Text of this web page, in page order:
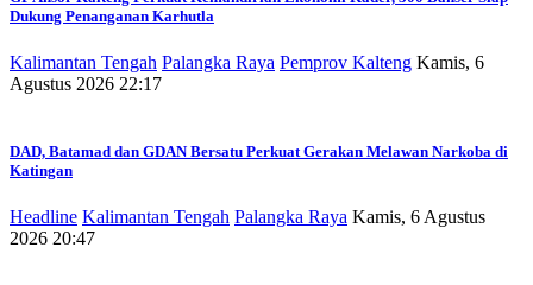
Dukung Penanganan Karhutla
Kalimantan Tengah Palangka Raya Pemprov Kalteng Kamis, 6
Agustus 2026 22:17
DAD, Batamad dan GDAN Bersatu Perkuat Gerakan Melawan Narkoba di
Katingan
Headline Kalimantan Tengah Palangka Raya Kamis, 6 Agustus
2026 20:47